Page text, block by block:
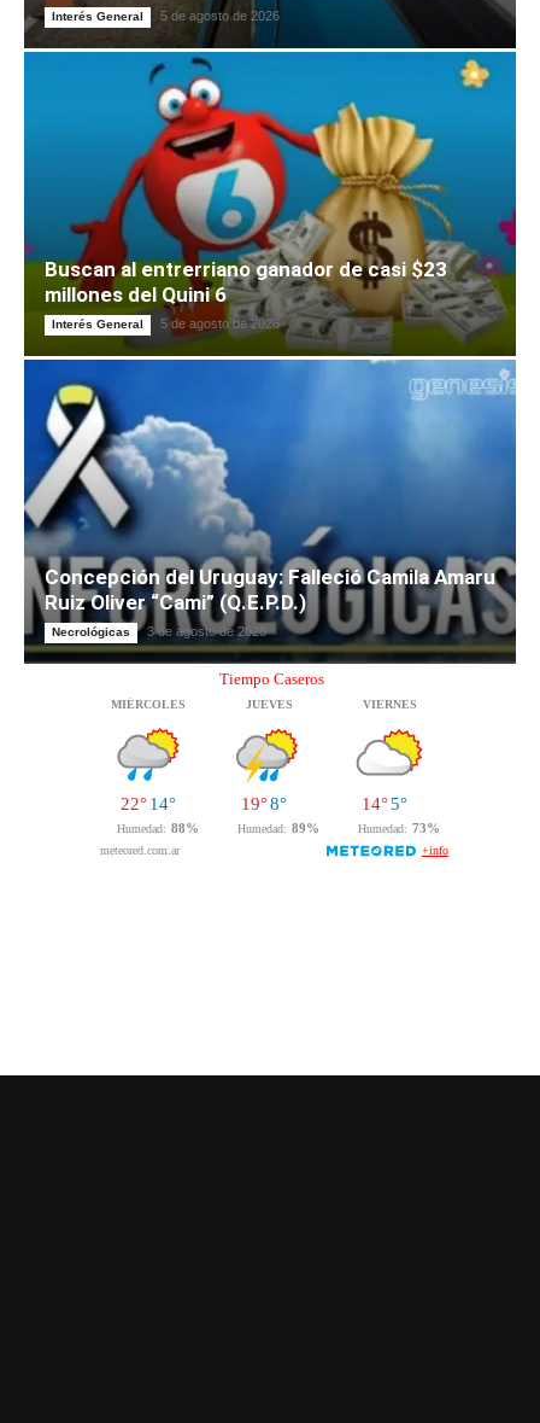
Interés General 5 de agosto de 2026
Buscan al entrerriano ganador de casi $23
millones del Quini 6
Interés General 5 de agosto de 2026
Concepción del Uruguay: Falleció Camila Amaru
Ruiz Oliver “Cami” (Q.E.P.D.)
Necrológicas 3 de agosto de 2026